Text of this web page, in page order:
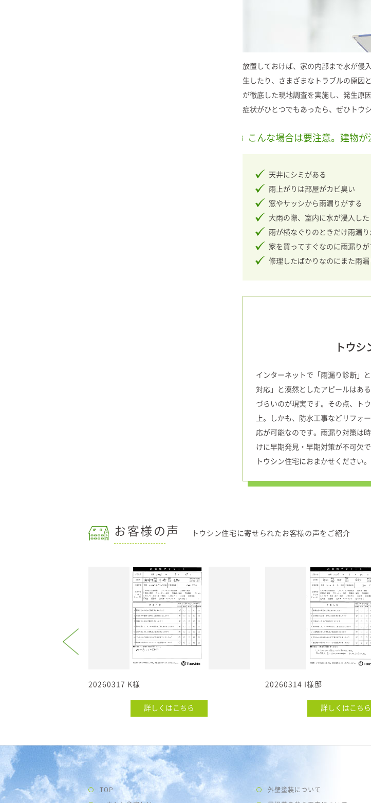
放置しておけば、家の内部まで水が侵
生したり、さまざまなトラブルの原因
が徹底した現地調査を実施し、発生原
症状がひとつでもあったら、ぜひトウ
こんな場合は要注意。建物
天井にシミがある
雨上がりは部屋がカビ臭い
窓やサッシから雨漏りがする
大雨の際、室内に水が浸入した
雨が横なぐりのときだけ雨漏り
家を買ってすぐなのに雨漏りが
修理したばかりなのにまた雨漏
トウ
インターネットで「雨漏り診断」
対応」と漠然としたアピールはあ
づらいのが現実です。その点、ト
上。しかも、防水工事などリフォ
応が可能なのです。雨漏り対策は
けに早期発見・早期対策が不可欠
トウシン住宅におまかせください。
お客様の声 トウシン住宅に寄せられたお客様の声をご紹介
20260317 K様
詳しくはこちら
20260314 I様邸
詳しくはこちら
TOP
外壁塗装について